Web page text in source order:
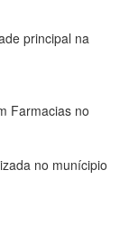
principal na
Farmacias no
no munícipio